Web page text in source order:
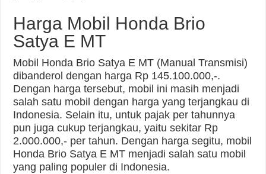
Harga Mobil Honda Brio
Satya E MT
Mobil Honda Brio Satya E MT (Manual Transmisi)
dibanderol dengan harga Rp 145.100.000,-.
Dengan harga tersebut, mobil ini masih menjadi
salah satu mobil dengan harga yang terjangkau di
Indonesia. Selain itu, untuk pajak per tahunnya
pun juga cukup terjangkau, yaitu sekitar Rp
2.000.000,- per tahun. Dengan harga segitu, mobil
Honda Brio Satya E MT menjadi salah satu mobil
yang paling populer di Indonesia.